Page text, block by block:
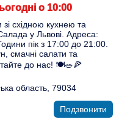
о 10:00
східною кухнею та
у Львові. Адреса:
пік з 17:00 до 21:00.
смачні салати та
до нас! 🍽️🥗🍕
область, 79034
Подзвонити